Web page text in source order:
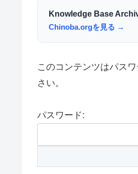
Knowledge Base
Chinoba.orgを見る →
このコンテンツはパス
さい。
パスワード: